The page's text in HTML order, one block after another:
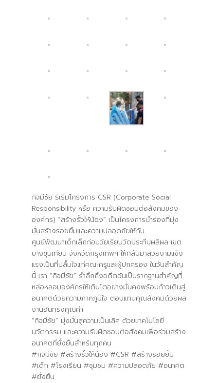
กิจมีชัย ริเริ่มโครงการ CSR (Corporate Social
Responsibility หรือ ความรับผิดชอบต่อสังคมของ
องค์กร) “สร้างรั้วให้น้อง” เป็นโครงการนำร่องที่มุ่ง
มั่นสร้างรอยยิ้มและความปลอดภัยให้กับ
ศูนย์พัฒนาเด็กเล็กก่อนวัยเรียนวัดประทีปผลีผล เขต
บางขุนเทียน จังหวัดกรุงเทพฯ ให้กลับมาสวยงามแข็ง
แรงเป็นที่ปลื้มใจแก่คณะครูและผู้ปกครอง ในวันสำคัญ
นี้ เรา “กิจมีชัย” รำลึกถึงอดีตอันเป็นรากฐานสำคัญที่
หล่อหลอมองค์กรให้เติบโตอย่างมั่นคงพร้อมก้าวเดินสู่
อนาคตด้วยความภาคภูมิใจ ตอบแทนคุณสังคมด้วยผล
งานอันทรงคุณค่า
“กิจมีชัย” มุ่งมั่นสู่ความเป็นเลิศ ด้วยเทคโนโลยี
นวัตกรรม และความรับผิดชอบต่อสังคมเพื่อร่วมสร้าง
อนาคตที่ยั่งยืนสำหรับทุกคน
#กิจมีชัย #สร้างรั้วให้น้อง #CSR #สร้างรอยยิ้ม
#เด็ก #โรงเรียน #ชุมชน #ความปลอดภัย #อนาคต
#ยั่งยืน